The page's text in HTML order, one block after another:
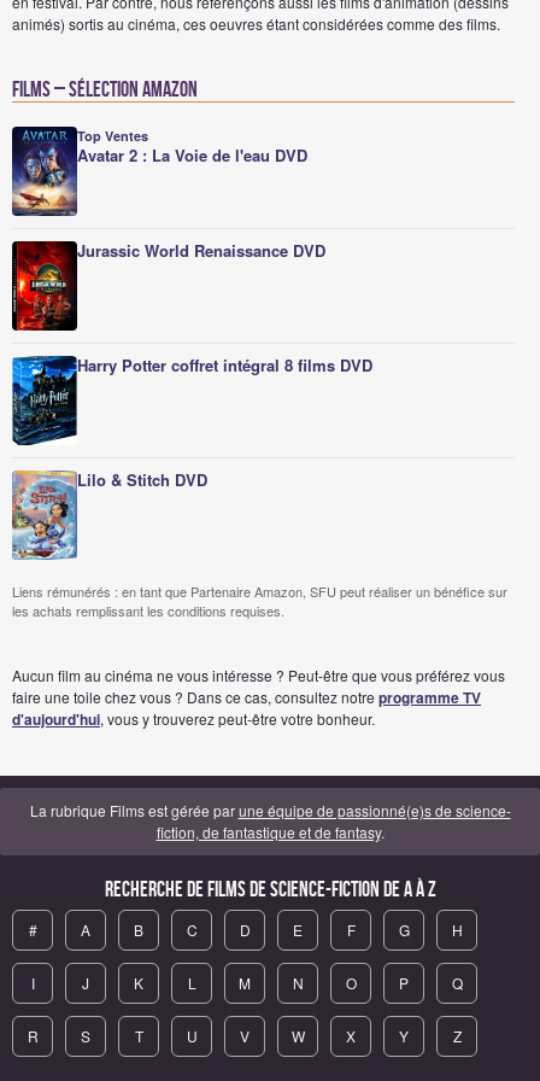
animés) sortis au cinéma, ces oeuvres étant considérées comme des films.
Films – Sélection Amazon
Top Ventes
Avatar 2 : La Voie de l'eau DVD
Jurassic World Renaissance DVD
Harry Potter coffret intégral 8 films DVD
Lilo & Stitch DVD
Liens rémunérés : en tant que Partenaire Amazon, SFU peut réaliser un bénéfice sur
les achats remplissant les conditions requises.
Aucun film au cinéma ne vous intéresse ? Peut-être que vous préférez vous
faire une toile chez vous ? Dans ce cas, consultez notre programme TV
d'aujourd'hui, vous y trouverez peut-être votre bonheur.
La rubrique Films est gérée parune équipe de passionné(e)s de science-
fiction, de fantastique et de fantasy.
Recherche de Films de science-fiction de A à Z
# A B C D E F G H
I J K L M N O P Q
R S T U V W X Y Z